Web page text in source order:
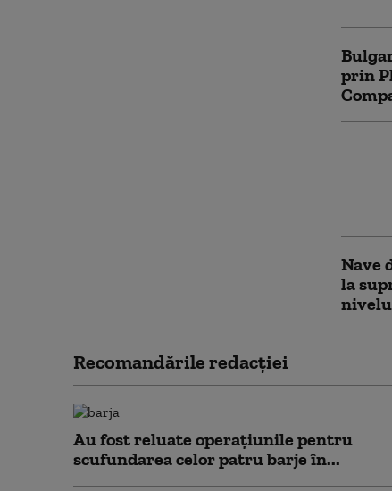
prin
Nave
la
Recomandările redacţiei
Au fost reluate operațiunile pentru
scufundarea celor patru barje în...